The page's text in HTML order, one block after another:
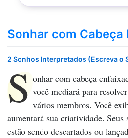
Sonhar com Cabeça
2 Sonhos Interpretados (Escreva o
S onhar com cabeça
você mediará para
vários membros. Você
aumentará sua criatividade. Seus
estão sendo descartados ou